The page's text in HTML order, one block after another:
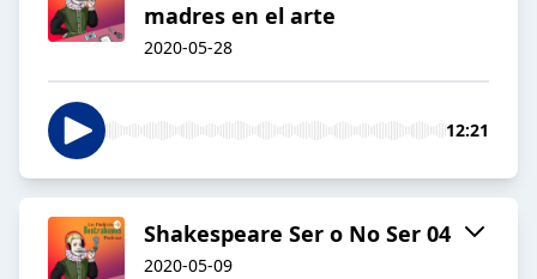
madres en el arte
2020-05-28
12:21
Shakespeare Ser o No Ser 04
2020-05-09